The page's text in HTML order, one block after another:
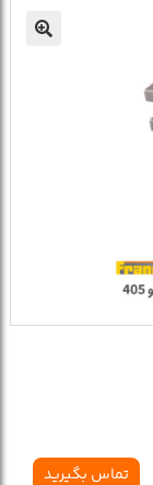
تماس بگیرید